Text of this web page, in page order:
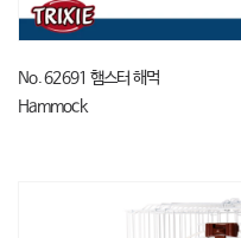
No. 62691 햄스터 해먹
Hammock